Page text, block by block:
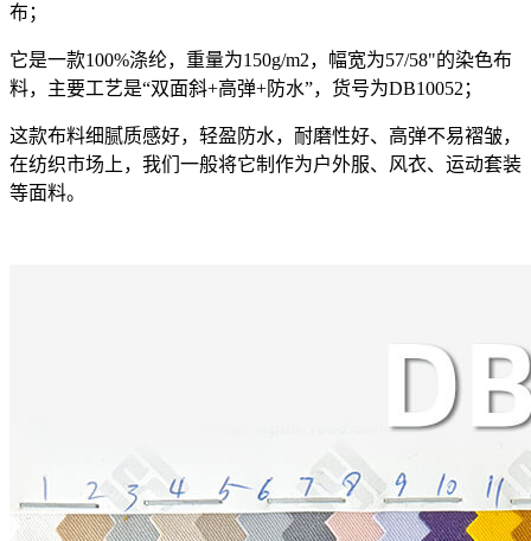
布；
它是一款100%涤纶，重量为150g/m2，幅宽为57/58"的染色布
料，主要工艺是“双面斜+高弹+防水”，货号为DB10052；
这款布料细腻质感好，轻盈防水，耐磨性好、高弹不易褶皱，
在纺织市场上，我们一般将它制作为户外服、风衣、运动套装
等面料。